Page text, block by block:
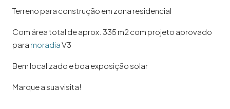
Terreno para construção em zona residencial
Com área total de aprox. 335 m2 com projeto aprovado
para moradiaV3
Bem localizado e boa exposição solar
Marque a sua visita!